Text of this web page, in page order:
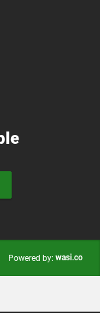
Powered by: wasi.co